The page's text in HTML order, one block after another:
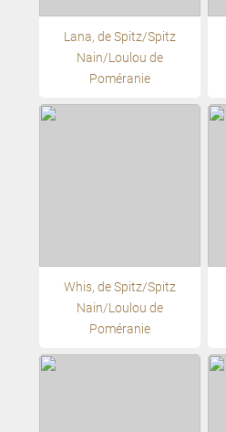
Lana, de Spitz/Spitz
Nain/Loulou de
Poméranie
Whis, de Spitz/Spitz
Nain/Loulou de
Poméranie